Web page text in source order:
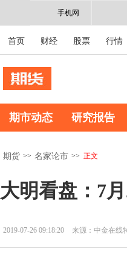
手机网
首页 财经 股票 行情
期市动态 研究报告
期货 >> 名家论市 >> 正文
大明看盘：7
2019-07-26 09:18:20 来源：中金在线